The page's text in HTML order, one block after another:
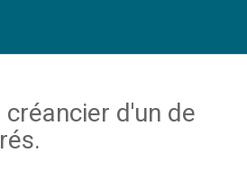
d'un de